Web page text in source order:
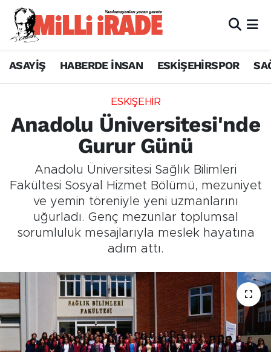
ASAYİŞ HABERDE İNSAN ESKİŞEHİRSPOR
ESKİŞEHİR
Anadolu Üniversitesi'nde
Gurur Günü
Anadolu Üniversitesi Sağlık Bilimleri
Fakültesi Sosyal Hizmet Bölümü, mezuniyet
ve yemin töreniyle yeni uzmanlarını
uğurladı. Genç mezunlar toplumsal
sorumluluk mesajlarıyla meslek hayatına
adım attı.